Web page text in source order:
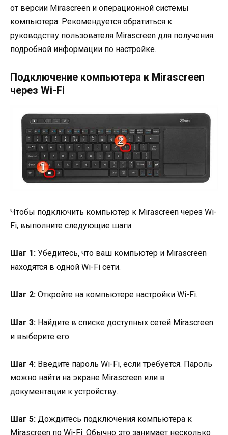
от версии Mirascreen и операционной системы
компьютера. Рекомендуется обратиться к
руководству пользователя Mirascreen для получения
подробной информации по настройке.
Подключение компьютера к Mirascreen
через Wi-Fi
Чтобы подключить компьютер к Mirascreen через Wi-
Fi, выполните следующие шаги:
Шаг 1: Убедитесь, что ваш компьютер и Mirascreen
находятся в одной Wi-Fi сети.
Шаг 2: Откройте на компьютере настройки Wi-Fi.
Шаг 3: Найдите в списке доступных сетей Mirascreen
и выберите его.
Шаг 4: Введите пароль Wi-Fi, если требуется. Пароль
можно найти на экране Mirascreen или в
документации к устройству.
Шаг 5: Дождитесь подключения компьютера к
Mirascreen по Wi-Fi. Обычно это занимает несколько